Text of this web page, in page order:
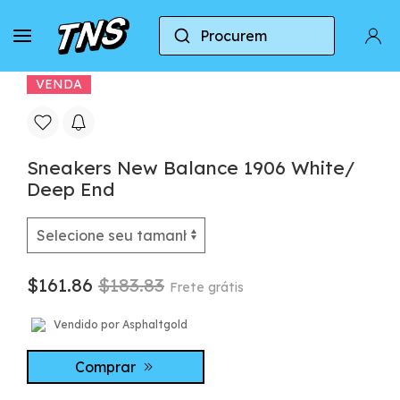
Procurem
Casa New Balance New Balance 1906R
VENDA
Sneakers New Balance 1906 White/
Deep End
$161.86 $183.83 Frete grátis
Vendido por Asphaltgold
Comprar